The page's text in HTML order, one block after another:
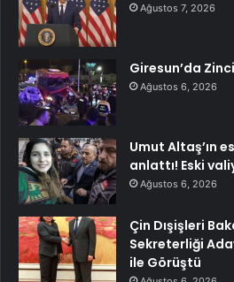
Ağustos 7, 2026
Giresun’da
Ağustos 6, 2026
Umut Altaş’ın
anlattı! Eski
Ağustos 6, 2026
Çin Dışişleri
Sekreterliği
ile Görüştü